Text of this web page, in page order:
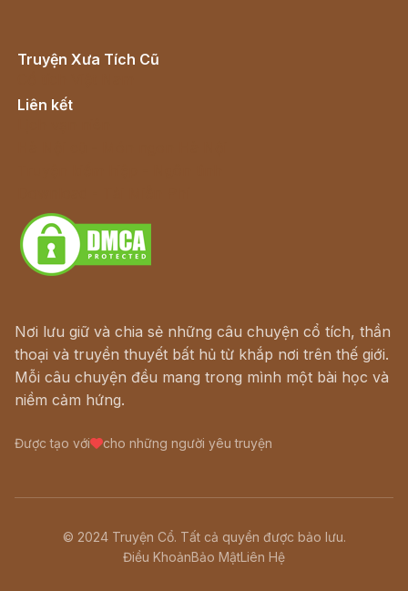
Truyện Xưa Tích Cũ
Liên kết
Nơi lưu giữ và chia sẻ những câu chuyện cổ tích, thần
thoại và truyền thuyết bất hủ từ khắp nơi trên thế giới.
Mỗi câu chuyện đều mang trong mình một bài học và
niềm cảm hứng.
Được tạo với cho những người yêu truyện
© 2024 Truyện Cổ. Tất cả quyền được bảo lưu.
Điều KhoảnBảo MậtLiên Hệ